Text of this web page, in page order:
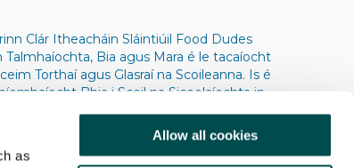
as
Allow all cookies
Clár Itheacháin Sláintiúil Food Dudes
Bia agus Mara é le tacaíocht
Torthaí agus Glasraí na Scoileanna. Is é
Bhia i Scoil na Siceolaíochta in
Bheag, a d’fhorbair an clár.